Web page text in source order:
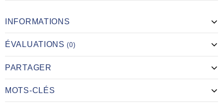
INFORMATIONS
ÉVALUATIONS(0)
PARTAGER
MOTS-CLÉS